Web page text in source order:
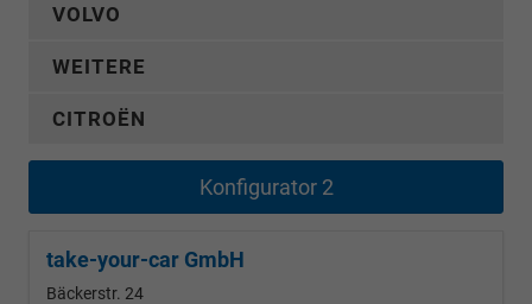
VOLVO
WEITERE
CITROËN
Konfigurator 2
take-your-car GmbH
Bäckerstr. 24